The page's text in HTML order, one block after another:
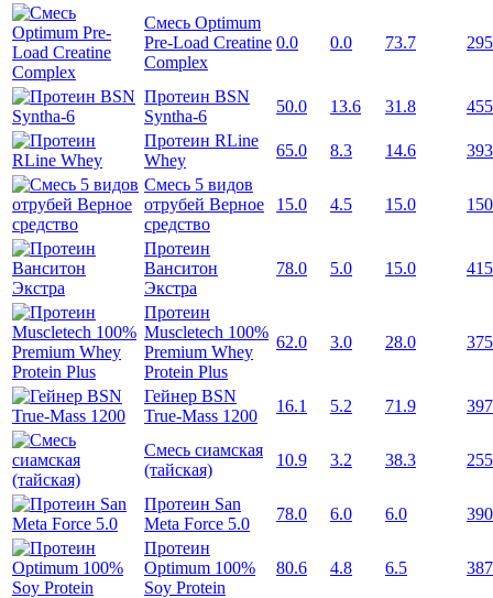
Смесь Optimum
Pre-Load Creatine
Complex
0.0 0.0 73.7 295
Протеин BSN
Syntha-6
50.0 13.6 31.8
455
Протеин RLine
Whey
65.0 8.3 14.6
393
Смесь 5 видов
отрубей Верное
средство
15.0 4.5 15.0 150
Протеин
Ванситон
Экстра
78.0 5.0 15.0 415
Протеин
Muscletech 100%
Premium Whey
Protein Plus
62.0 3.0 28.0 375
Гейнер BSN
True-Mass 1200
16.1 5.2 71.9 397
Смесь сиамская
(тайская)
10.9 3.2 38.3 255
Протеин San
Meta Force 5.0
78.0 6.0 6.0
390
Протеин
Optimum 100%
Soy Protein
80.6 4.8 6.5 387